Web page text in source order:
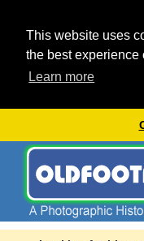
This website uses
the best experience
Learn more